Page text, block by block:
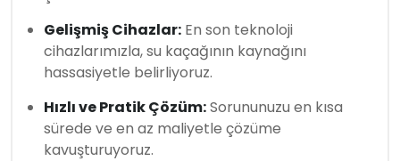
Gelişmiş Cihazlar: En son teknoloji
cihazlarımızla, su kaçağının kaynağını
hassasiyetle belirliyoruz.
Hızlı ve Pratik Çözüm:Sorununuzu en kısa
sürede ve en az maliyetle çözüme
kavuşturuyoruz.